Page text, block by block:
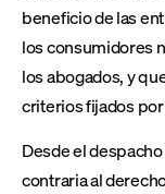
beneficio de las
los consumidores
los abogados, y
criterios fijados
Desde el
contraria al